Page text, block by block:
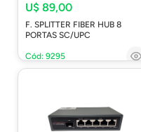
U$ 89,00
F. SPLITTER FIBER HUB 8
PORTAS SC/UPC
Cód: 9295